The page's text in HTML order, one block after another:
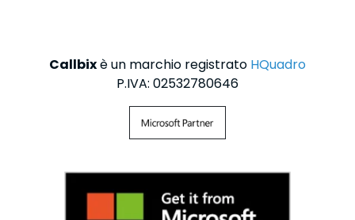
Callbixè un marchio registrato HQuadro
P.IVA: 02532780646